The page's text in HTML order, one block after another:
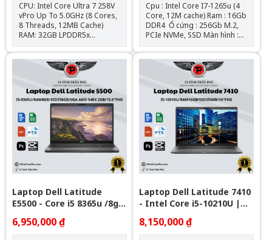
CPU: Intel Core Ultra 7 258V
vPro Up To 5.0GHz (8 Cores,
8 Threads, 12MB Cache)
RAM: 32GB LPDDR5x
8533MHz SSD: 1TB M.2 PCIe
NVMe SSD Màn Hình: 16.0-
inch QHD+ (2560 x 1600
Pixels), IPS, 120Hz, 300 nits,
100% sRGB, Anti glare Card
Đồ Hoạ: Intel® Arc™ Graphic
Bảo Hành 12 Tháng
Cpu : Intel Core I7-1265u (4
Core, 12M cache) Ram : 16Gb
DDR4 Ổ cứng : 256Gb M.2,
PCIe NVMe, SSD Màn hình :
14″ FHD IPS (1920 x 1080) Đồ
họa : Intel® Iris® XE
Graphics Kết nối : 1 USB 3.2
Gen 1 port with PowerShare l
2 Thunderbolt 4 ports with
DisplayPort Alt
Mode/USB4/Power Delivery l
1 Universal audio port l 1
HDMI 2.0 port Pin + Sạc : Zin
theo máy Hệ điều hành: Chưa
Bao Gồm
Laptop Dell Latitude
E5500 - Core i5 8365u /8gb
/Nvme 256Gb /VGA AMD
540X 2GB/ 15.6" FHD
6,950,000 ₫
Laptop Dell Latitude 7410
- Intel Core i5-10210U |
16GB | 14 inch Full HD
8,150,000 ₫